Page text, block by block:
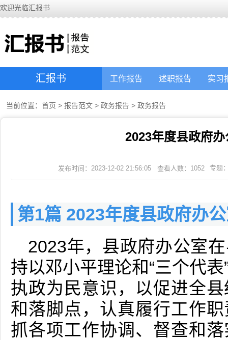
欢迎光临汇报书
汇报书 工作报告 述职报告 实习
当前位置： 首页 > 报告范文 > 政务报告 > 政务报告
2023年度县政府
发布时间：2023-12-02 21:56:05 查看人数： 1052 专题
第1篇 2023年度县政府办
2023年，县政府办公室
持以邓小平理论和“三个代
执政为民意识，以促进全
和落脚点，认真履行工作
抓各项工作协调、督查和